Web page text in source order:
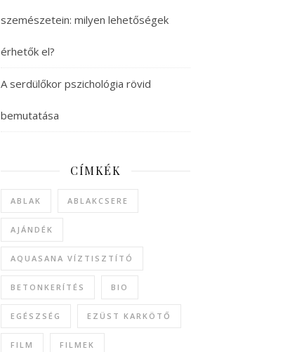
szemészetein: milyen lehetőségek
érhetők el?
A serdülőkor pszichológia rövid
bemutatása
CÍMKÉK
ABLAK ABLAKCSERE
AJÁNDÉK
AQUASANA VÍZTISZTÍTÓ
BETONKERÍTÉS BIO
EGÉSZSÉG EZÜST KARKÖTŐ
FILM FILMEK